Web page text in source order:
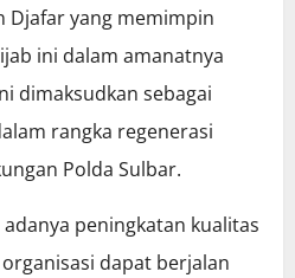
Djafar yang memimpin
ini dalam amanatnya
dimaksudkan sebagai
rangka regenerasi
Polda Sulbar.
peningkatan kualitas
dapat berjalan